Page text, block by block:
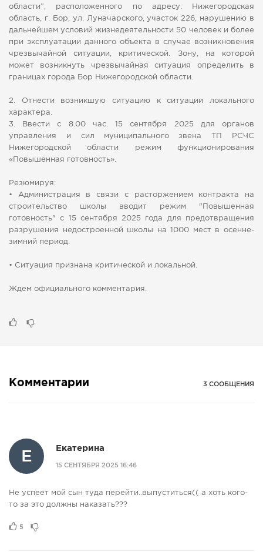
области”, расположенного по адресу: Нижегородская
область, г. Бор, ул. Луначарского, участок 226, нарушению в
дальнейшем условий жизнедеятельности 50 человек и более
при эксплуатации данного объекта в случае возникновения
чрезвычайной ситуации, критической. Зону, на которой
может возникнуть чрезвычайная ситуация определить в
границах города Бор Нижегородской области.
2. Отнести возникшую ситуацию к ситуации локального
характера.
3. Ввести с 8.00 час. 15 сентября 2025 для органов
управления и сил муниципального звена ТП РСЧС
Нижегородской области режим функционирования
«Повышенная готовность».
Резюмируя:
• Администрация в связи с расторжением контракта на
строительство школы вводит режим "Повышенная
готовность" с 15 сентября 2025 года для предотвращения
разрушения недостроенной школы на 1000 мест в осенне-
зимний период.
• Ситуация признана критической и локальной.
Ждем официального комментария.
Комментарии 3 СООБЩЕНИЯ
Е
Екатерина
15 СЕНТЯБРЯ 2025 16:46
Не успеет мой сын туда перейти..выпуститься(( а хоть кого-
то за это должны наказать???
5